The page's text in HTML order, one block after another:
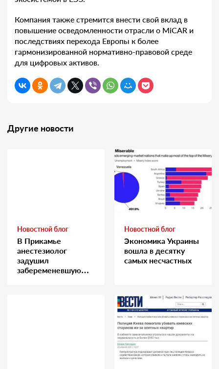
Компания также стремится внести свой вклад в
повышение осведомленности отрасли о MiCAR и
последствиях перехода Европы к более
гармонизированной нормативно-правовой среде
для цифровых активов.
Другие новости
Новостной блог
В Прикамье
анестезиолог
задушил
забеременевшую
Новостной блог
Экономика Украины
вошла в десятку
самых несчастных